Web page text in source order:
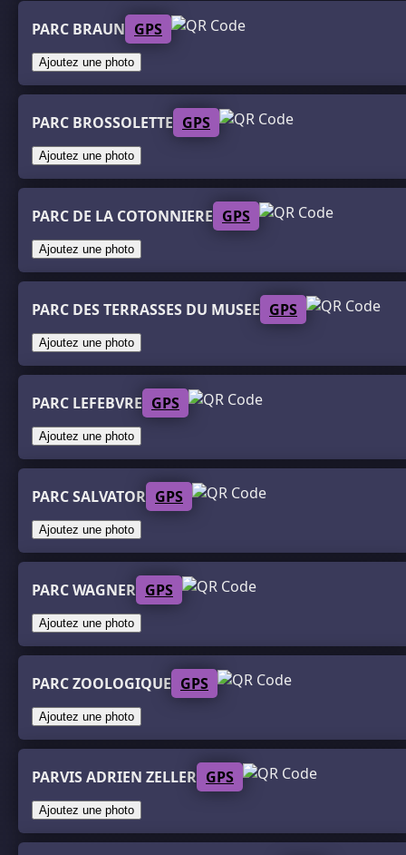
PARC BRAUN GPS
Ajoutez une photo
PARC BROSSOLETTE GPS
Ajoutez une photo
PARC DE LA COTONNIERE GPS
Ajoutez une photo
PARC DES TERRASSES DU MUSEE GPS
Ajoutez une photo
PARC LEFEBVRE GPS
Ajoutez une photo
PARC SALVATOR GPS
Ajoutez une photo
PARC WAGNER GPS
Ajoutez une photo
PARC ZOOLOGIQUE GPS
Ajoutez une photo
PARVIS ADRIEN ZELLER GPS
Ajoutez une photo